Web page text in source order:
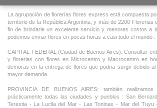
La agrupación de florerías flores express está compuesta
territorio de la República Argentina, y más de 2200 Florerias
fin de brindarle un excelente servicio y menores costos a
podemos enviar flores en pocas horas a casi todo el mundo .
CAPITAL FEDERAL (Ciudad de Buenos Aires): Consultar
y florerias con flores en Microcentro y Macrocentro en
demoras en la entrega de flores que podria surgir debido
mayor demanda.
PROVINCIA DE BUENOS AIRES: también
prácticamente todas las ciudades y pueblos : San
Teresita - La Lucila del Mar - Las Toninas - Mar del Tuyu